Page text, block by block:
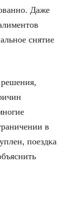
Даже
снятие
решения,
в
поездка